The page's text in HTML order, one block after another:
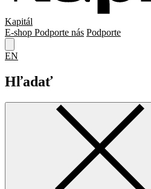
Kapitál
E-shop Podporte nás Podporte
EN
Hľadať